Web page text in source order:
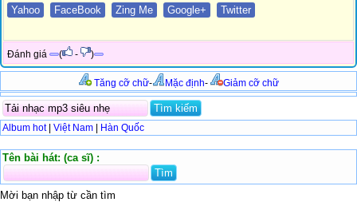
Yahoo FaceBook Zing Me Google+ Twitter
Đánh giá ( - )
Tăng cỡ chữ- Mặc định- Giảm cỡ chữ
Album hot| Việt Nam Hàn Quốc
Tên bài hát: (ca sĩ) :
Mời bạn nhập từ cần tìm